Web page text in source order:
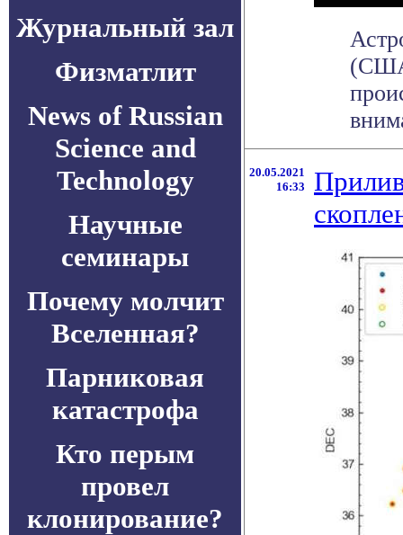
Журнальный зал
Физматлит
News of Russian
Science and
Technology
Научные
семинары
Почему молчит
Вселенная?
Парниковая
катастрофа
Кто перым
провел
клонирование?
20.05.2021
16:33